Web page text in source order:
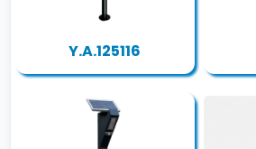
Y.A.125116